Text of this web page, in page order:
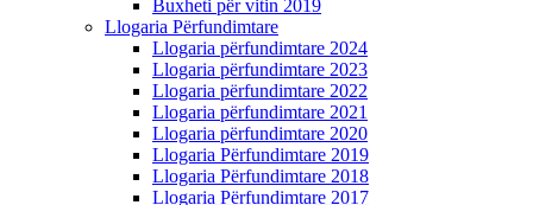
Buxheti për vitin 2019
Llogaria Përfundimtare
Llogaria përfundimtare 2024
Llogaria përfundimtare 2023
Llogaria përfundimtare 2022
Llogaria përfundimtare 2021
Llogaria përfundimtare 2020
Llogaria Përfundimtare 2019
Llogaria Përfundimtare 2018
Llogaria Përfundimtare 2017